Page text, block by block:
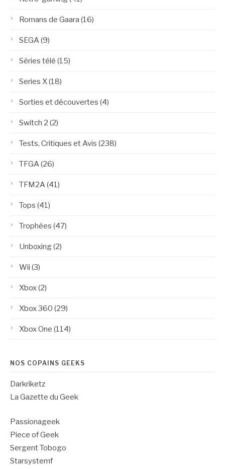
Romans de Gaara (16)
SEGA(9)
Séries télé (15)
Series X(18)
Sorties et découvertes (4)
Switch 2 (2)
Tests, Critiques et Avis (238)
TFGA(26)
TFM2A(41)
Tops (41)
Trophées (47)
Unboxing(2)
Wii (3)
Xbox(2)
Xbox 360 (29)
Xbox One (114)
NOS COPAINS GEEKS
Darkriketz
La Gazette du Geek
Passionageek
Piece of Geek
Sergent Tobogo
Starsystemf